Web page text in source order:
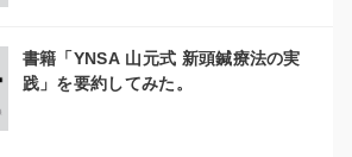
書籍「YNSA 山元式 新頭鍼療法の実
践」を要約してみた。